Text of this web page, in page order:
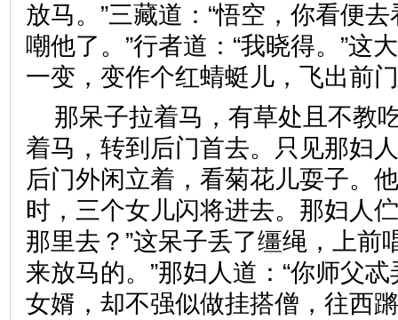
放马。”三藏道：“悟空，你看便
嘲他了。”行者道：“我晓得。”这
一变，变作个红蜻蜓儿，飞出
那呆子拉着马，有草处且不教
着马，转到后门首去。只见那妇
后门外闲立着，看菊花儿耍子。
时，三个女儿闪将进去。那妇人
那里去？”这呆子丢了缰绳，上前
来放马的。”那妇人道：“你师父
女婿，却不强似做挂搭僧，往西